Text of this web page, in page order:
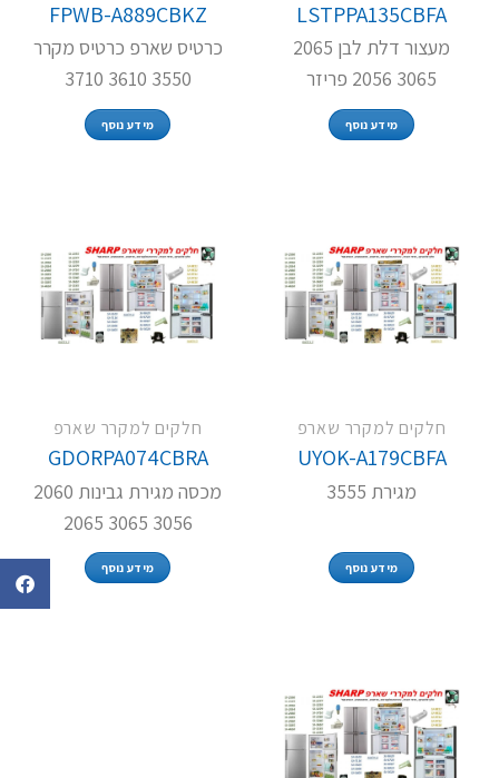
LSTPPA135CBFA
מעצור דלת לבן 2065
3065 2056 פריזר
מידע נוסף
FPWB-A889CBKZ
כרטיס שארפ כרטיס מקרר
3550 3610 3710
מידע נוסף
חלקים למקרר שארפ
UYOK-A179CBFA
מגירת 3555
מידע נוסף
חלקים למקרר שארפ
GDORPA074CBRA
מכסה מגירת גבינות 2060
3056 3065 2065
מידע נוסף